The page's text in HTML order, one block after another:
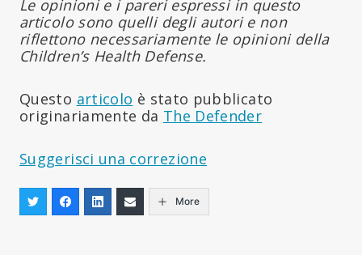
Le opinioni e i pareri espressi in questo
articolo sono quelli degli autori e non
riflettono necessariamente le opinioni della
Children’s Health Defense.
Questo articolo è stato pubblicato
originariamente da The Defender
Suggerisci una correzione
More